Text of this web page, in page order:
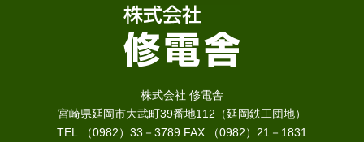
株式会社 修電舎
宮崎県延岡市大武町39番地112（延岡鉄工団地）
TEL.（0982）33－3789 FAX.（0982）21－1831